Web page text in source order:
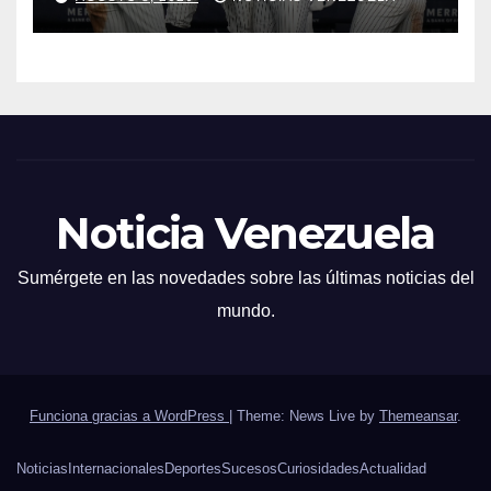
larga lluvia
Noticia Venezuela
Sumérgete en las novedades sobre las últimas noticias del
mundo.
Funciona gracias a WordPress Theme: News Live by Themeansar.
Noticias Internacionales DeportesSucesosCuriosidadesActualidad